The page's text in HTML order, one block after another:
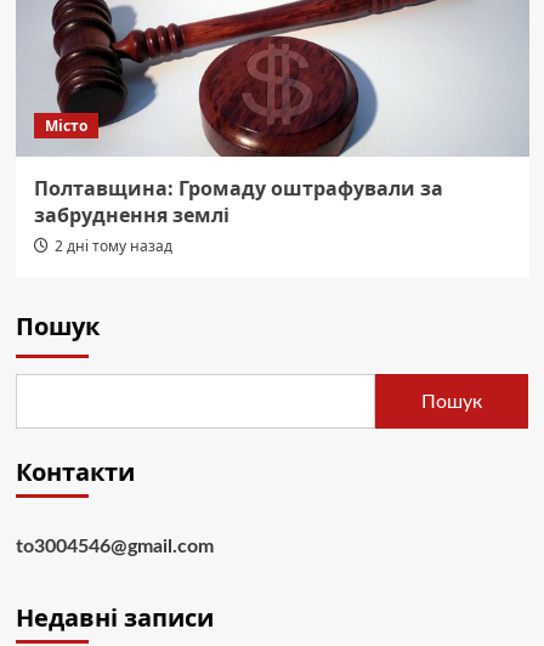
Місто
Полтавщина: Громаду оштрафували за
забруднення землі
2 дні тому назад
Пошук
Пошук
Контакти
to3004546@gmail.com
Недавні записи